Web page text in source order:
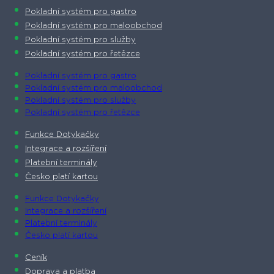
Pokladní systém pro gastro
Pokladní systém pro maloobchod
Pokladní systém pro služby
Pokladní systém pro řetězce
Pokladní systém pro gastro
Pokladní systém pro maloobchod
Pokladní systém pro služby
Pokladní systém pro řetězce
Funkce Dotykačky
Integrace a rozšíření
Platební terminály
Česko platí kartou
Funkce Dotykačky
Integrace a rozšíření
Platební terminály
Česko platí kartou
Ceník
Doprava a platba